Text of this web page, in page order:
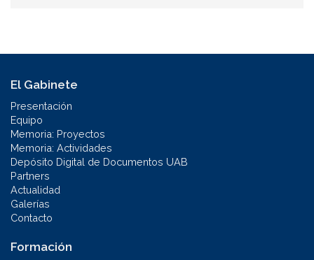
El Gabinete
Presentación
Equipo
Memoria: Proyectos
Memoria: Actividades
Depósito Digital de Documentos UAB
Partners
Actualidad
Galerías
Contacto
Formación